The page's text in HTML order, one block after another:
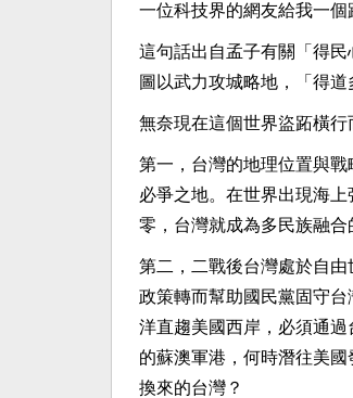
一位科技界的網友給我一個
這句話出自孟子有關「得
圖以武力攻城略地，「得
無奈現在這個世界盜跖橫
第一，台灣的地理位置與
必爭之地。在世界出現海
零，台灣就成為多民族融合
第二，二戰後台灣處於自
政策轉而幫助國民黨固守
洋直趨美國西岸，必須通
的蘇澳軍港，何時潛往美
換來的台灣？